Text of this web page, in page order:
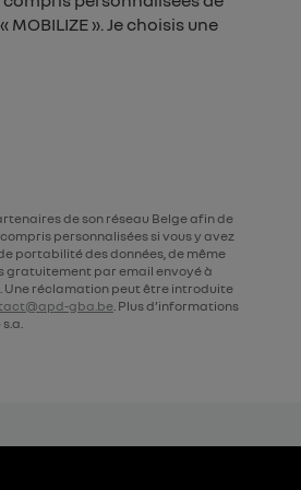
MOBILIZE ». Je choisis une
de son réseau Belge afin de
personnalisées si vous y avez
portabilité des données, de même
gratuitement par email envoyé à
Une réclamation peut être introduite
gba.be. Plus d’informations
s.a.